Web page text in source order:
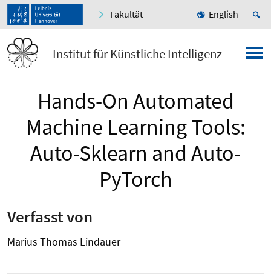
Fakultät English
Institut für Künstliche Intelligenz
Hands-On Automated
Machine Learning Tools:
Auto-Sklearn and Auto-
PyTorch
Verfasst von
Marius Thomas Lindauer